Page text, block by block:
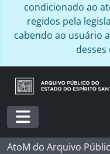
condicionado ao
regidos pela
cabendo ao usuário
Toggle navigation
AtoM do Arquivo